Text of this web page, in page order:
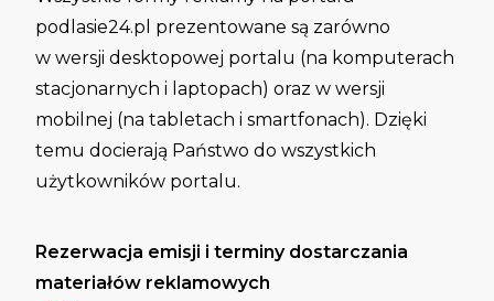
podlasie24.pl prezentowane są zarówno
w wersji desktopowej portalu (na komputerach
stacjonarnych i laptopach) oraz w wersji
mobilnej (na tabletach i smartfonach). Dzięki
temu docierają Państwo do wszystkich
użytkowników portalu.
Rezerwacja emisji i terminy dostarczania
materiałów reklamowych